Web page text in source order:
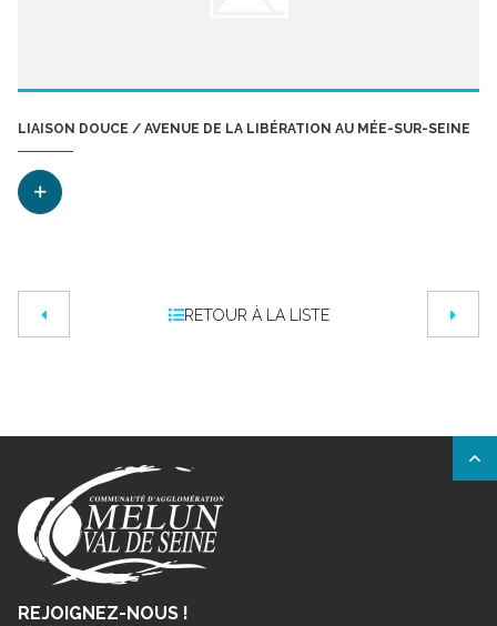
LIAISON DOUCE / AVENUE DE LA LIBÉRATION AU MÉE-SUR-SEINE
RETOUR À LA LISTE
REJOIGNEZ-NOUS !